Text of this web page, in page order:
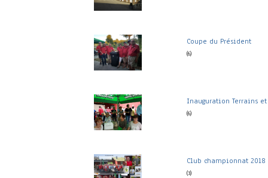
Coupe du Président
(6)
Inauguration Terrains et
(6)
Club championnat 2018
(3)